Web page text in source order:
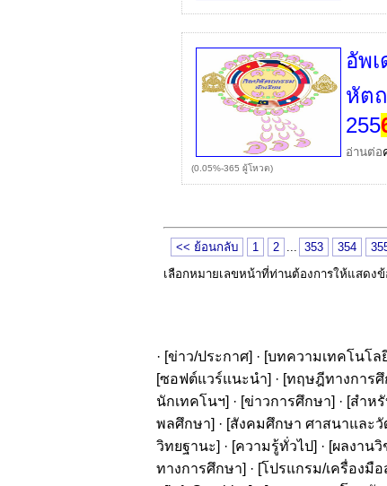
อัพ
หัต
255
อ่านต่อ
(0.05%-365 ผู้โหวต)
<< ย้อนกลับ 1 2 353 354
เลือกหมายเลขหน้าที่ท่านต้องการให้แสดง
· [ข่าว/ประกาศ] · [บทความเทคโนโล
[ซอฟต์แวร์แนะนำ] · [ทฤษฎีทางการศึ
นักเทคโนฯ] · [ข่าวการศึกษา] · [สำห
พลศึกษา] · [สังคมศึกษา ศาสนาและ
วิทยฐานะ] · [ความรู้ทั่วไป] · [ผลงานวิ
ทางการศึกษา] · [โปรแกรม/เครื่องมื